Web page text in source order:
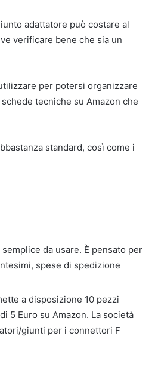
adattatore può costare al
verificare bene che sia un
per potersi organizzare
tecniche su Amazon che
standard, così come i
da usare. È pensato per
spese di spedizione
a disposizione 10 pezzi
5 Euro su Amazon. La società
giunti per i connettori F